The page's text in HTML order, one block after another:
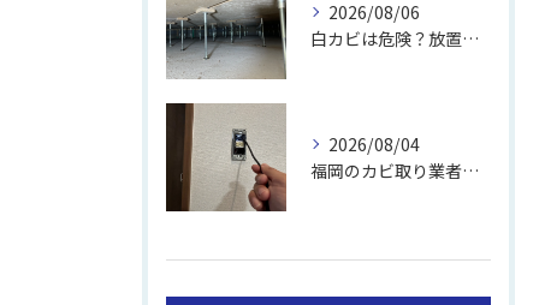
2026/08/06
白カビは危険？放置のリスクと取り方
2026/08/04
福岡のカビ取り業者おすすめの選び方と費用